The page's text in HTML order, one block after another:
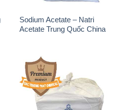
Sodium Bicarbonate – Bicar